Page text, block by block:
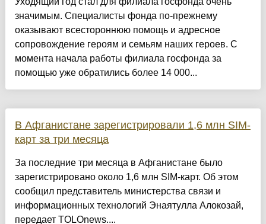
значимым. Специалисты фонда по-прежнему
оказывают всестороннюю помощь и адресное
сопровождение героям и семьям наших героев. С
момента начала работы филиала госфонда за
помощью уже обратились более 14 000...
В Афганистане зарегистрировали 1,6 млн SIM-
карт за три месяца
За последние три месяца в Афганистане было
зарегистрировано около 1,6 млн SIM-карт. Об этом
сообщил представитель министерства связи и
информационных технологий Энаятулла Алокозай,
передает TOLOnews....